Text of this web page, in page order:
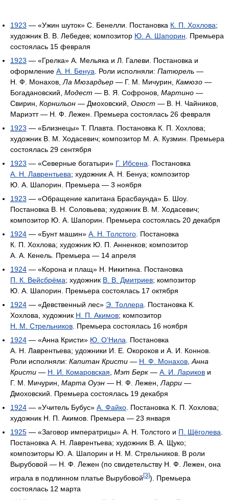
1923 — «Ужин шуток» С. Бенелли. Постановка К. П. Хохлова;
художник В. В. Лебедев; композитор Ю. А. Шапорин. Премьера
состоялась 15 февраля
1923 — «Грелка» А. Мельяка и Л. Галеви. Постановка и
оформление А. Н. Бенуа. Роли исполняли: Патюрель —
Н. Ф. Монахов,Ла Мюзардьер — Г. М. Мичурин, Камюзо —
Богадановский, Модест — В. Я. Софронов, Мартино —
Свирин, Корнильон — Дмоховский, Огюст — В. Н. Чайников,
Мариэтт — Н. Ф. Лежен. Премьера состоялась 26 февраля
1923 — «Близнецы» Т. Плавта. Постановка К. П. Хохлова;
художник В. М. Ходасевич; композитор М. А. Кузмин. Премьера
состоялась 29 сентября
1923 — «Северные богатыри» Г. Ибсена. Постановка
А. Н. Лаврентьева; художник А. Н. Бенуа; композитор
Ю. А. Шапорин. Премьера — 3 ноября
1923 — «Обращение капитана Брасбаунда» Б. Шоу.
Постановка В. Н. Соловьева; художник В. М. Ходасевич;
композитор Ю. А. Шапорин. Премьера состоялась 20 декабря
1924 — «Бунт машин» А. Н. Толстого. Постановка
К. П. Хохлова; художник Ю. П. Анненков; композитор
А. А. Кенель. Премьера — 14 апреля
1924 — «Корона и плащ» Н. Никитина. Постановка
П. К. Вейсбрёма; художник В. В. Дмитриев; композитор
Ю. А. Шапорин. Премьера состоялась 17 октября
1924 — «Девственный лес» Э. Толлера. Постановка К.
Хохлова, художник Н. П. Акимов; композитор
Н. М. Стрельников. Премьера состоялась 16 ноября
1924 — «Анна Кристи» Ю. О’Нила. Постановка
А. Н. Лаврентьева; удожники И. Е. Окороков и А. И. Коннов.
Роли исполняли: Капитан Кристи — Н. Ф. Монахов,Анна
Кристи — Н. И. Комаровская, Мэт Берк — А. И. Лариков и
Г. М. Мичурин, Марта Оуэн — Н. Ф. Лежен,Ларри —
Дмоховский. Премьера состоялась 19 декабря
1924 — «Учитель Бубус» А. Файко. Постановка К. П. Хохлова;
художник Н. П. Акимов. Премьера — 23 января
1925 — «Заговор императрицы» А. Н. Толстого и П. Щёголева.
Постановка А. Н. Лаврентьева; художник В. А. Щуко;
композиторы Ю. А. Шапорин и Н. М. Стрельников. В роли
Вырубовой — Н. Ф. Лежен (по свидетельству Н. Ф. Лежен, она
играла в подлинном платье Вырубовой [3]). Премьера
состоялась 12 марта